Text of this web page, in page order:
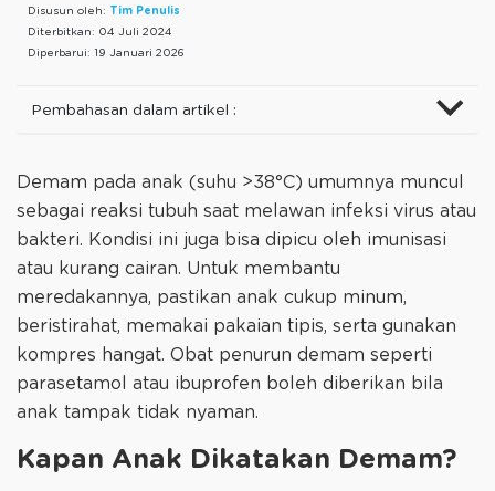
Disusun oleh: Tim Penulis
Diterbitkan: 04 Juli 2024
Diperbarui: 19 Januari 2026
Pembahasan dalam artikel :
Demam pada anak (suhu >38°C) umumnya muncul
sebagai reaksi tubuh saat melawan infeksi virus atau
bakteri. Kondisi ini juga bisa dipicu oleh imunisasi
atau kurang cairan. Untuk membantu
meredakannya, pastikan anak cukup minum,
beristirahat, memakai pakaian tipis, serta gunakan
kompres hangat. Obat penurun demam seperti
parasetamol atau ibuprofen boleh diberikan bila
anak tampak tidak nyaman.
Kapan Anak Dikatakan Demam?